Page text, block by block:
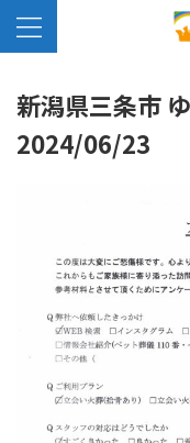
新潟県三条市
2024/06/23